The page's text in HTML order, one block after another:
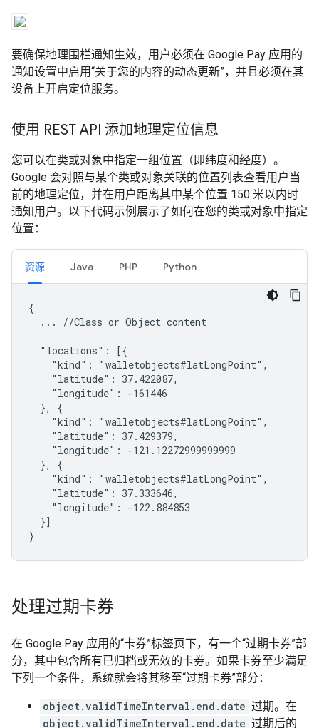
要确保地理围栏通知生效，用户必须在 Google Pay 应用的
通知设置中启用“关于您的内容的动态更新”，并且必须在其
设备上开启定位服务。
使用 REST API 添加地理定位信息
您可以在类或对象中指定一组位置（即纬度和经度）。
Google 会对照与某个类或对象关联的位置列表查看用户当
前的地理定位，并在用户距离其中某个位置 150 米以内时
通知用户。以下代码示例展示了如何在您的类或对象中指定
位置：
资源 Java PHP Python
{
  ... //Class or Object content
  "locations": [{
    "kind": "walletobjects#latLongPoint",
    "latitude": 37.422087,
    "longitude": -161446
  }, {
    "kind": "walletobjects#latLongPoint",
    "latitude": 37.429379,
    "longitude": -121.12272999999999
  }, {
    "kind": "walletobjects#latLongPoint",
    "latitude": 37.333646,
    "longitude": -122.884853
  }]
}
处理过期卡券
在 Google Pay 应用的“卡券”标签页下，有一个“过期卡券”部
分，其中包含所有已归档或无效的卡券。如果卡券至少满足
下列一个条件，系统就会将其移至“过期卡券”部分：
object.validTimeInterval.end.date 过期。在
object.validTimeInterval.end.date 过期后的